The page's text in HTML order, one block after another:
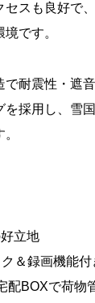
スも良好で
です。
耐震性・遮音
採用し、雪
立地
＆録画機能
配BOXで荷物